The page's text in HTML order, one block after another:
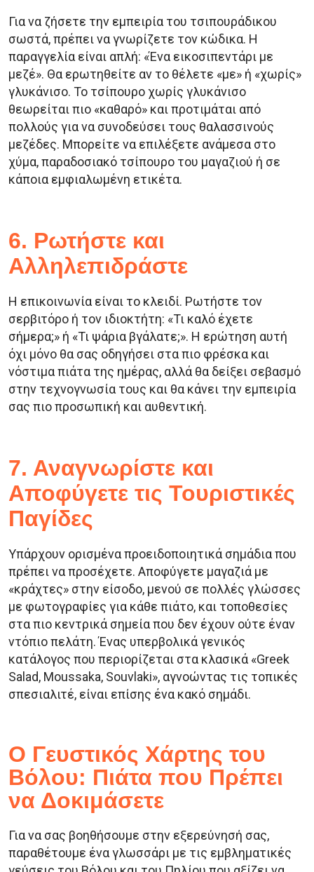
Για να ζήσετε την εμπειρία του τσιπουράδικου
σωστά, πρέπει να γνωρίζετε τον κώδικα. Η
παραγγελία είναι απλή: «Ένα εικοσιπεντάρι με
μεζέ». Θα ερωτηθείτε αν το θέλετε «με» ή «χωρίς»
γλυκάνισο. Το τσίπουρο χωρίς γλυκάνισο
θεωρείται πιο «καθαρό» και προτιμάται από
πολλούς για να συνοδεύσει τους θαλασσινούς
μεζέδες. Μπορείτε να επιλέξετε ανάμεσα στο
χύμα, παραδοσιακό τσίπουρο του μαγαζιού ή σε
κάποια εμφιαλωμένη ετικέτα.
6. Ρωτήστε και
Αλληλεπιδράστε
Η επικοινωνία είναι το κλειδί. Ρωτήστε τον
σερβιτόρο ή τον ιδιοκτήτη: «Τι καλό έχετε
σήμερα;» ή «Τι ψάρια βγάλατε;». Η ερώτηση αυτή
όχι μόνο θα σας οδηγήσει στα πιο φρέσκα και
νόστιμα πιάτα της ημέρας, αλλά θα δείξει σεβασμό
στην τεχνογνωσία τους και θα κάνει την εμπειρία
σας πιο προσωπική και αυθεντική.
7. Αναγνωρίστε και
Αποφύγετε τις Τουριστικές
Παγίδες
Υπάρχουν ορισμένα προειδοποιητικά σημάδια που
πρέπει να προσέχετε. Αποφύγετε μαγαζιά με
«κράχτες» στην είσοδο, μενού σε πολλές γλώσσες
με φωτογραφίες για κάθε πιάτο, και τοποθεσίες
στα πιο κεντρικά σημεία που δεν έχουν ούτε έναν
ντόπιο πελάτη. Ένας υπερβολικά γενικός
κατάλογος που περιορίζεται στα κλασικά «Greek
Salad, Moussaka, Souvlaki», αγνοώντας τις τοπικές
σπεσιαλιτέ, είναι επίσης ένα κακό σημάδι.
Ο Γευστικός Χάρτης του
Βόλου: Πιάτα που Πρέπει
να Δοκιμάσετε
Για να σας βοηθήσουμε στην εξερεύνησή σας,
παραθέτουμε ένα γλωσσάρι με τις εμβληματικές